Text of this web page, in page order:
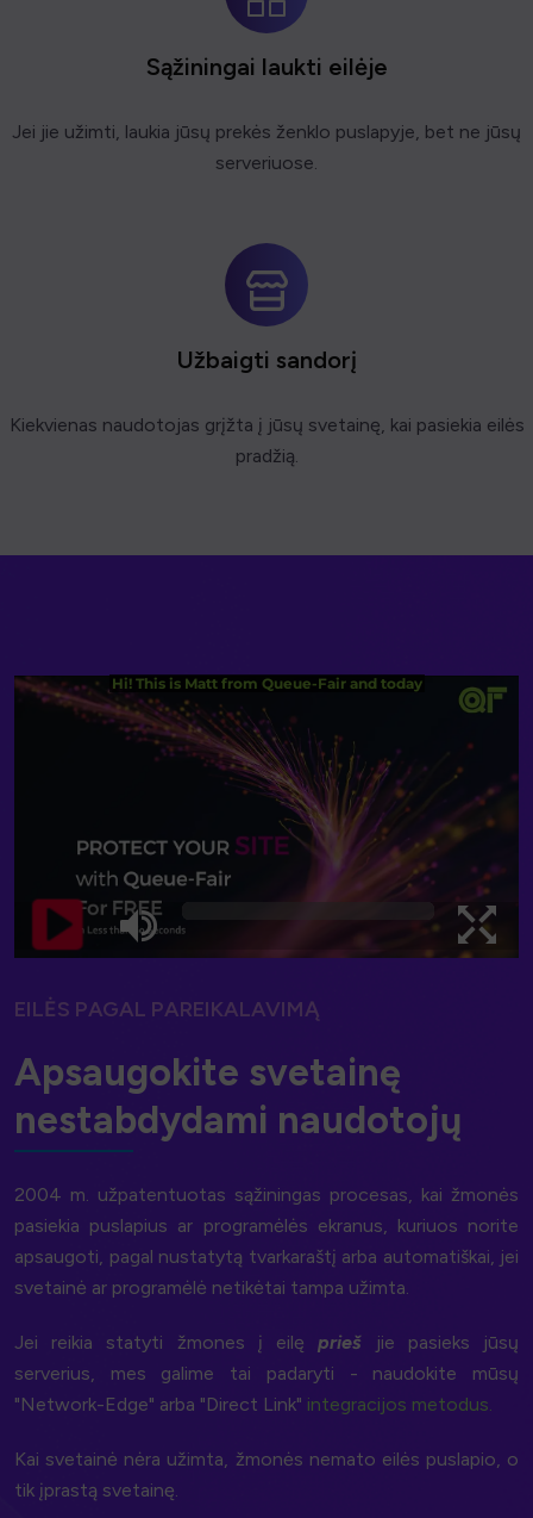
Sąžiningai laukti eilėje
Jei jie užimti, laukia jūsų prekės ženklo puslapyje, bet ne jūsų
serveriuose.
Užbaigti sandorį
Kiekvienas naudotojas grįžta į jūsų svetainę, kai pasiekia eilės
pradžią.
EILĖS PAGAL PAREIKALAVIMĄ
Apsaugokite svetainę
nestabdydami naudotojų
2004 m. užpatentuotas sąžiningas procesas, kai žmonės
pasiekia puslapius ar programėlės ekranus, kuriuos norite
apsaugoti, pagal nustatytą tvarkaraštį arba automatiškai, jei
svetainė ar programėlė netikėtai tampa užimta.
Jei reikia statyti žmones į eilęprieš jie pasieks jūsų
serverius, mes galime tai padaryti - naudokite mūsų
"Network-Edge" arba "Direct Link" integracijos metodus.
Kai svetainė nėra užimta, žmonės nemato eilės puslapio, o
tik įprastą svetainę.